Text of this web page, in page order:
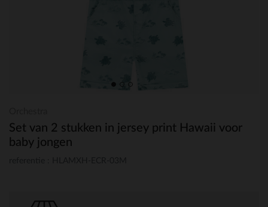
Set van 2 stukken in jersey print Hawaii voor
baby jongen